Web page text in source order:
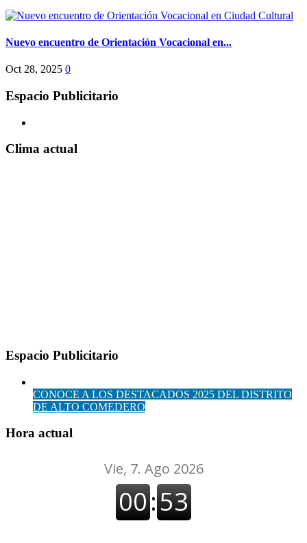
Nuevo encuentro de Orientación Vocacional en...
Oct 28, 2025 0
Espacio Publicitario
Clima actual
Espacio Publicitario
CONOCE A LOS DESTACADOS 2025 DEL DISTRITO
DE ALTO COMEDERO
Hora actual